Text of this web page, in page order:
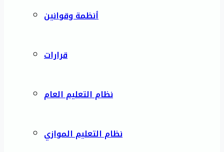
أنظمة وقوانين
قرارات
نظام التعليم العام
نظام التعليم الموازي